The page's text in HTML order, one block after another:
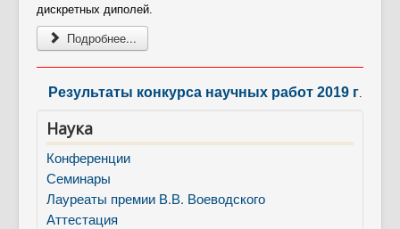
дискретных диполей.
Подробнее...
Результаты конкурса научных работ 2019 г
Наука
Конференции
Семинары
Лауреаты премии В.В. Воеводского
Аттестация